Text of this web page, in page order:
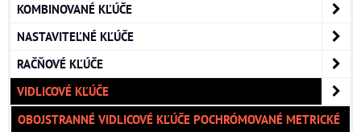
KOMBINOVANÉ KĽÚČE
NASTAVITEĽNÉ KĽÚČE
RAČŇOVÉ KĽÚČE
VIDLICOVÉ KĽÚČE
OBOJSTRANNÉ VIDLICOVÉ KĽÚČE POCHRÓMOVANÉ METRICKÉ